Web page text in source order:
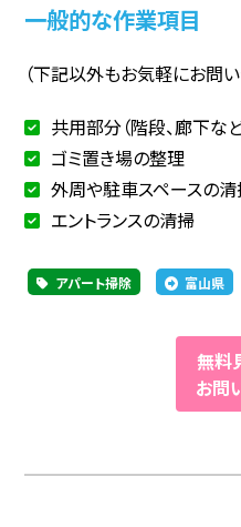
一般的な作業項目
（下記以外もお気軽にお問い
共用部分（階段、廊下な
ゴミ置き場の整理
外周や駐車スペースの
エントランスの清掃
アパート掃除 富山県
無料
お問